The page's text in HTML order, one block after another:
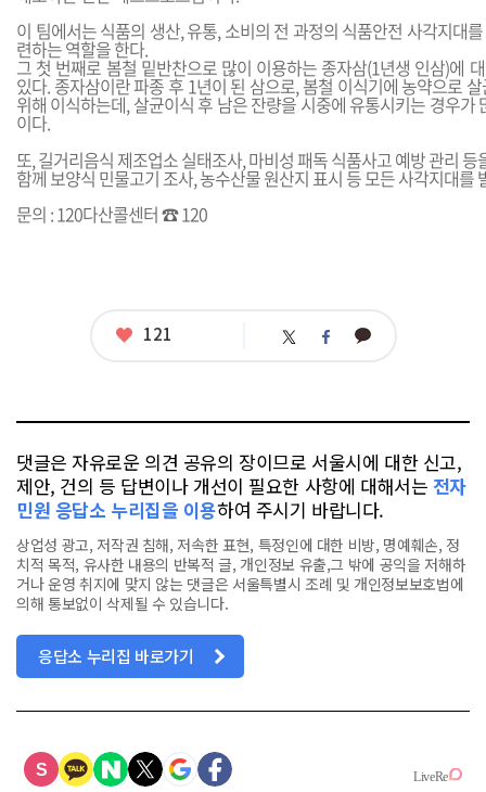
이 팀에서는 식품의 생산, 유통, 소비의 전 과정의 식품안전 사각지대
련하는 역할을 한다.
그 첫 번째로 봄철 밑반찬으로 많이 이용하는 종자삼(1년생 인삼)에
있다. 종자삼이란 파종 후 1년이 된 삼으로, 봄철 이식기에 농약으로
위해 이식하는데, 살균이식 후 남은 잔량을 시중에 유통시키는 경우가
이다.
또, 길거리음식 제조업소 실태조사, 마비성 패독 식품사고 예방 관리 등
함께 보양식 민물고기 조사, 농수산물 원산지 표시 등 모든 사각지대를
문의 : 120다산콜센터 ☎ 120
좋
121 트 페 카
댓글은 자유로운 의견 공유의 장이므로 서울시에 대한 신고,
제안, 건의 등 답변이나 개선이 필요한 사항에 대해서는 전자
민원 응답소 누리집을 이용하여 주시기 바랍니다.
상업성 광고, 저작권 침해, 저속한 표현, 특정인에 대한 비방, 명예훼손, 정
치적 목적, 유사한 내용의 반복적 글, 개인정보 유출,그 밖에 공익을 저해하
거나 운영 취지에 맞지 않는 댓글은 서울특별시 조례 및 개인정보보호법에
의해 통보없이 삭제될 수 있습니다.
응답소 누리집 바로가기